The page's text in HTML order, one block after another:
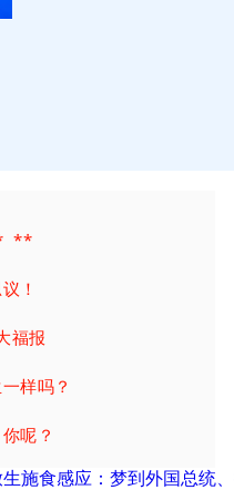
**
！
福报
样吗？
呢？
老！
生施食感应：梦到外国总统